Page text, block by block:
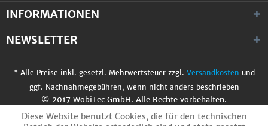
INFORMATIONEN
NEWSLETTER
* Alle Preise inkl. gesetzl. Mehrwertsteuer zzgl. Versandkosten und
ggf. Nachnahmegebühren, wenn nicht anders beschrieben
© 2017 WobiTec GmbH. Alle Rechte vorbehalten.
Diese Website benutzt Cookies, die für den technischen